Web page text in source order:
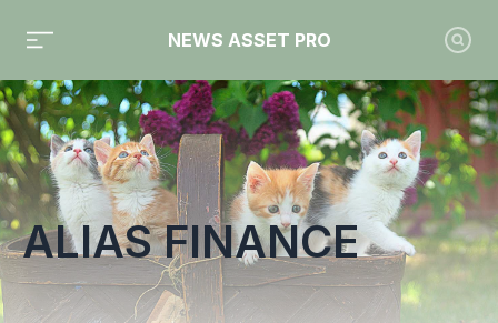
NEWS ASSET PRO
Toute l'actualité sur le tag "Alias Finance"
ALIAS FINANCE